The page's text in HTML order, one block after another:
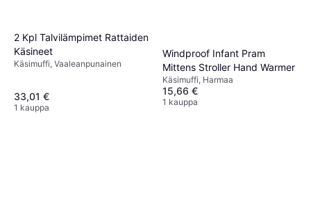
2 Kpl Talvilämpimet Rattaiden
Käsineet
Käsimuffi, Vaaleanpunainen
33,01 €
1 kauppa
Windproof Infant Pram
Mittens Stroller Hand Warmer
Käsimuffi, Harmaa
15,66 €
1 kauppa